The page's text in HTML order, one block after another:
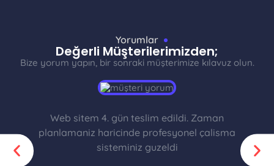
Yorumlar
Değerli Müşterilerimizden;
Bize yorum yapın, bir sonraki müşterimize kılavuz olun.
Web sitem 4. gün teslim edildi. Zaman
planlamaniz haricinde profesyonel çalisma
sisteminiz guzeldi